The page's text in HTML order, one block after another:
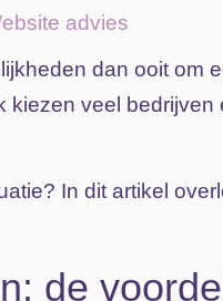
advies
dan ooit om
kiezen veel bedrijven
In dit artikel
de